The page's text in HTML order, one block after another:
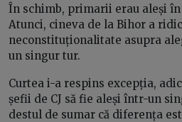
În schimb, primarii erau aleși
Atunci, cineva de la Bihor a
neconstituționalitate asupra
un singur tur.
Curtea i-a respins excepția,
șefii de CJ să fie aleși într-un
destul de sumar că diferența